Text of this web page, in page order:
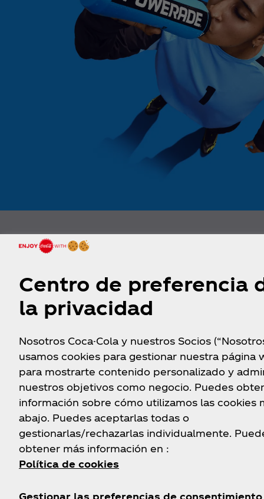
¡La tapa dorada ya tiene a
ganadores!
Descubre quienes fueron las personas
llevaron premios exclusivos de la Selección
Centro de preferencia
la privacidad
Nosotros Coca-Cola y nuestros Socios
usamos cookies para gestionar nuestra página
para mostrarte contenido personalizado y
nuestros objetivos como negocio. Puedes
información sobre cómo utilizamos las cookies
abajo. Puedes aceptarlas todas o
gestionarlas/rechazarlas individualmente.
obtener más información en :
Política de cookies
Gestionar las preferencias de